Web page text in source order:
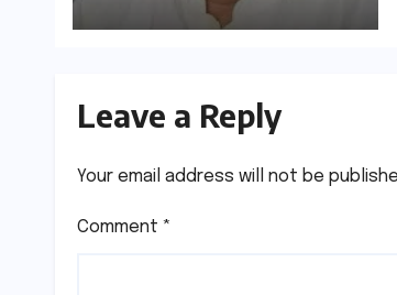
Leave a Reply
Your email address will not be
Comment *